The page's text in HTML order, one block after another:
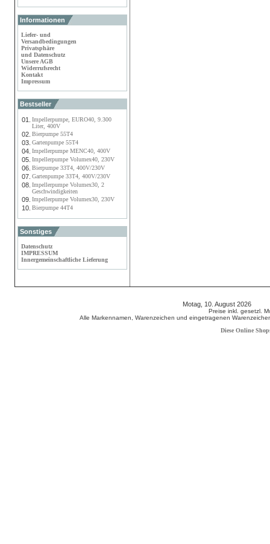
Informationen
Liefer- und
Versandbedingungen
Privatsphäre
und Datenschutz
Unsere AGB
Widerrufsrecht
Kontakt
Impressum
Bestseller
01.
Impellerpumpe, EURO40, 9.300
Liter, 400V
02. Bierpumpe 55T4
03. Gartenpumpe 55T4
04. Impellerpumpe MENC40, 400V
05. Impellerpumpe Volumex40, 230V
06. Bierpumpe 33T4, 400V/230V
07. Gartenpumpe 33T4, 400V/230V
08. Impellerpumpe Volumex30, 2
Geschwindigkeiten
09. Impellerpumpe Volumex30, 230V
10. Bierpumpe 44T4
Sonstiges
Datenschutz
IMPRESSUM
Innergemeinschaftliche Lieferung
Motag, 10. August 2026
Preise inkl. gesetzl.
Alle Markennamen, Warenzeichen und eingetragenen
Diese Online